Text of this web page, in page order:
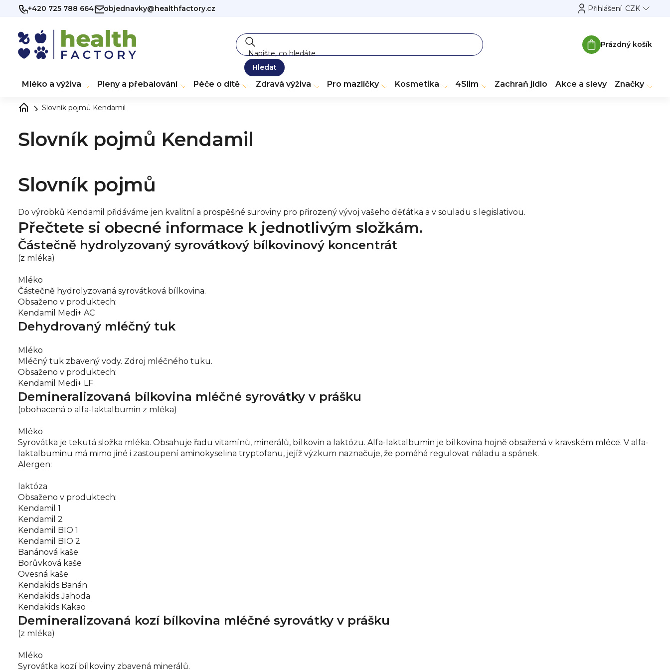
Přejít
+420 725 788 664 objednavky@healthfactory.cz CZK
Přihlášení
Hledat
Nákupní
Prázdný košík
Mléko a výživa Pleny a přebalování Péče o dítě Zdravá výživa Pro mazlíčky Kosmetika 4Slim Zachraň jídlo Akce a slevy Značky
Slovník pojmů Kendamil
Slovník pojmů Kendamil
Slovník pojmů
Do výrobků Kendamil přidáváme jen kvalitní a prospěšné suroviny pro přirozený vývoj vašeho děťátka a v souladu s legislativou.
Přečtete si obecné informace k jednotlivým složkám.
Částečně hydrolyzovaný syrovátkový bílkovinový koncentrát
(z mléka)
Mléko
Částečně hydrolyzovaná syrovátková bílkovina.
Obsaženo v produktech:
Kendamil Medi+ AC
Dehydrovaný mléčný tuk
Mléko
Mléčný tuk zbavený vody. Zdroj mléčného tuku.
Obsaženo v produktech:
Kendamil Medi+ LF
Demineralizovaná bílkovina mléčné syrovátky v prášku
(obohacená o alfa-laktalbumin z mléka)
Mléko
Syrovátka je tekutá složka mléka. Obsahuje řadu vitamínů, minerálů, bílkovin a laktózu. Alfa-laktalbumin je bílkovina hojně obsažená v kravském mléce. V alfa-
laktalbuminu má mimo jiné i zastoupení aminokyselina tryptofanu, jejíž výzkum naznačuje, že pomáhá regulovat náladu a spánek.
Alergen:
laktóza
Obsaženo v produktech:
Kendamil 1
Kendamil 2
Kendamil BIO 1
Kendamil BIO 2
Banánová kaše
Borůvková kaše
Ovesná kaše
Kendakids Banán
Kendakids Jahoda
Kendakids Kakao
Demineralizovaná kozí bílkovina mléčné syrovátky v prášku
(z mléka)
Mléko
Syrovátka kozí bílkoviny zbavená minerálů.